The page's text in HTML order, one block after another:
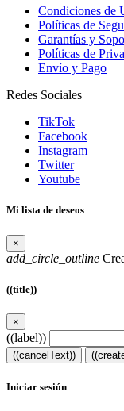
Condiciones de
Políticas de
Garantías y
Políticas de
Envío y Pago
Redes Sociales
TikTok
Facebook
Instagram
Twitter
Youtube
Mi lista de deseos
×
add_circle_outline
((title))
×
((label))
((cancelText))
Iniciar sesión